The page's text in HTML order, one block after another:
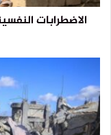
الاضطرابات